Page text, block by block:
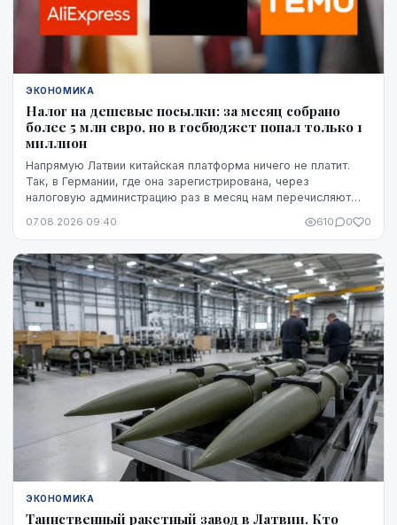
ЭКОНОМИКА
Налог на дешевые посылки: за месяц собрано
более 5 млн евро, но в госбюджет попал только 1
миллион
Напрямую Латвии китайская платформа ничего не платит.
Так, в Германии, где она зарегистрирована, через
налоговую администрацию раз в месяц нам перечисляют
платит в той стране, где товар предъявляется таможне,
07.08.2026 09:40 610 0 0
ЭКОНОМИКА
Таинственный ракетный завод в Латвии. Кто